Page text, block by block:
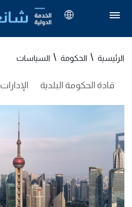
الرئيسية الحكومة السياسات
قادة الحكومة البلدية الإدارات